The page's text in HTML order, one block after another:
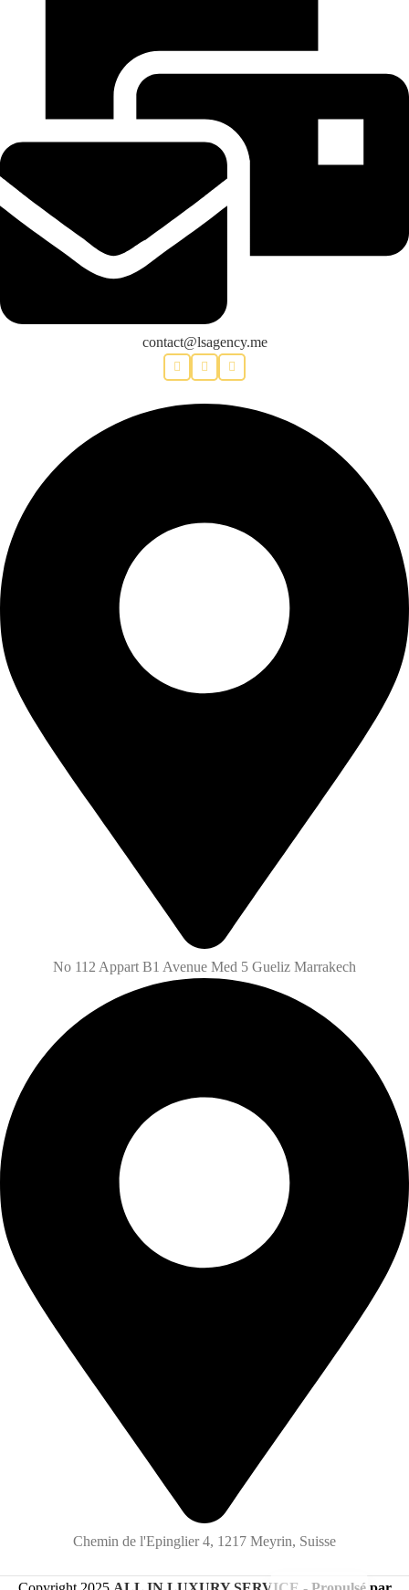
contact@lsagency.me
No 112 Appart B1 Avenue Med 5 Gueliz Marrakech
Chemin de l'Epinglier 4, 1217 Meyrin, Suisse